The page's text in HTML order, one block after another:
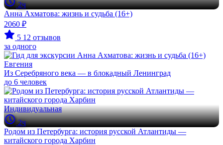
2ч
Анна Ахматова: жизнь и судьба (16+)
2060 ₽
5 12 отзывов
за одного
Евгения
Из Серебряного века — в блокадный Ленинград
до 6 человек
Индивидуальная
2ч
Родом из Петербурга: история русской Атлантиды —
китайского города Харбин